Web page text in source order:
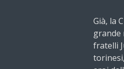
Già, la
grande
fratelli